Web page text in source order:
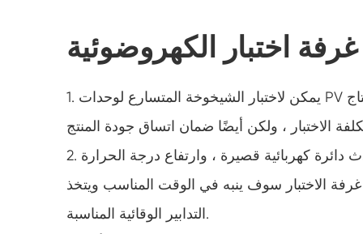
اختبار الكهروضوئية
1. يمكن لاختبار الشيخوخة المتسارع لوحدات PV متعددة في نفس الوقت تلبية احتياجات فحص الجودة للإنتاج
2. نظام حماية سلامة مثالي ، إذا كانت الوحدة الكهروضوئية تحدث دائرة كهربائية قصيرة ، وارتفاع درجة الحرارة
الاختبار سوف ينبه في الوقت المناسب ويتخذ
التدابير الوقائية المناسبة.